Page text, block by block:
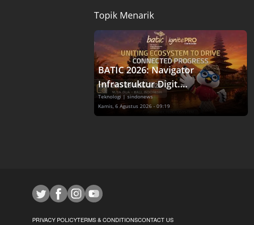
Topik Menarik
BATIC 2026: Navigator
Infrastruktur Digit....
Teknologi | sindonews
Kamis, 6 Agustus 2026 - 09:19
PRIVACY POLICYTERMS & CONDITIONSCONTACT US